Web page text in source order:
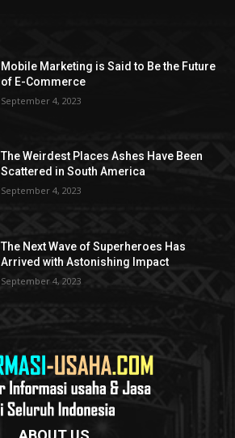
Mobile Marketing is Said to Be the Future
of E-Commerce
September 4, 2023
The Weirdest Places Ashes Have Been
Scattered in South America
September 4, 2023
The Next Wave of Superheroes Has
Arrived with Astonishing Impact
September 4, 2023